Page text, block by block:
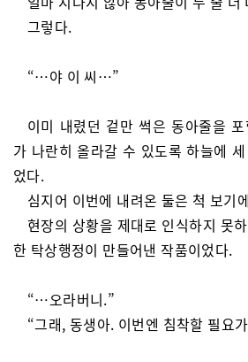
그렇다.
“…야 이 씨…”
이미 내렸던 겉만 썩은 동아줄을
가 나란히 올라갈 수 있도록 하늘에
었다.
심지어 이번에 내려온 둘은 척 보기
현장의 상황을 제대로 인식하지 못
한 탁상행정이 만들어낸 작품이었다.
“…오라버니.”
“그래, 동생아. 이번엔 침착할 필요